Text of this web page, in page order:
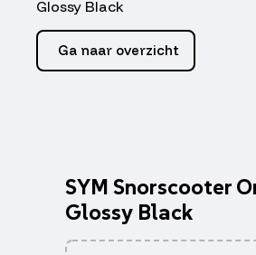
Glossy Black
Ga naar overzicht
SYM Snorscooter
Glossy Black